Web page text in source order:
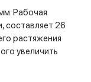
Рабочая
составляет 26
растяжения
увеличить